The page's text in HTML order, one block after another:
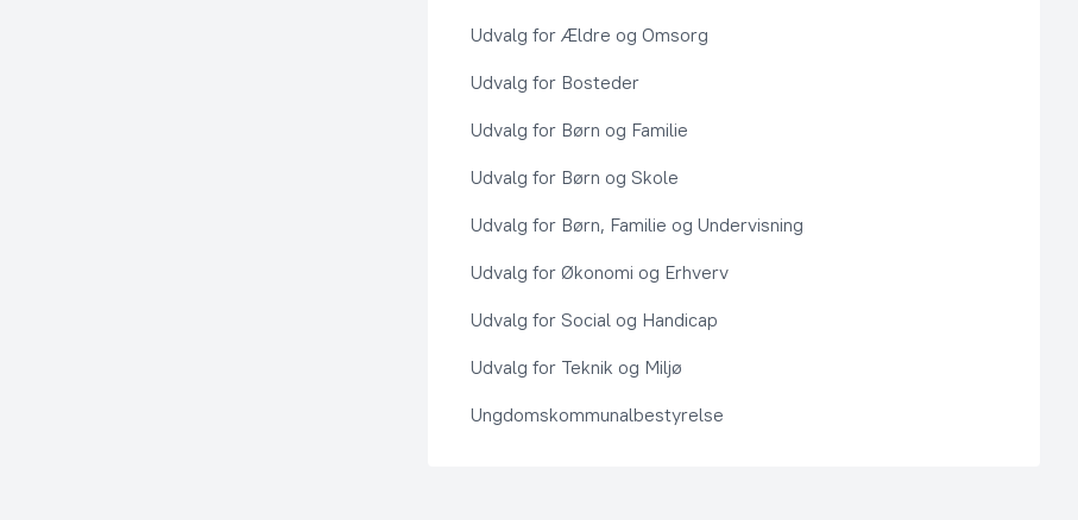
Udvalg for Ældre og Omsorg
Udvalg for Bosteder
Udvalg for Børn og Familie
Udvalg for Børn og Skole
Udvalg for Børn, Familie og Undervisning
Udvalg for Økonomi og Erhverv
Udvalg for Social og Handicap
Udvalg for Teknik og Miljø
Ungdomskommunalbestyrelse